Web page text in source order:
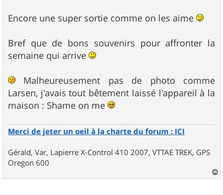
Encore une super sortie comme on les aime
Bref que de bons souvenirs pour affronter la
semaine qui arrive
Malheureusement pas de photo comme
Larsen, j'avais tout bêtement laissé l'appareil à la
maison : Shame on me
Merci de jeter un oeil à la charte du forum : ICI
Gérald, Var, Lapierre X-Control 410 2007, VTTAE TREK, GPS
Oregon 600
a